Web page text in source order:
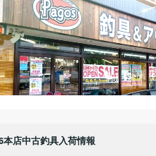
本店中古釣具入荷情報